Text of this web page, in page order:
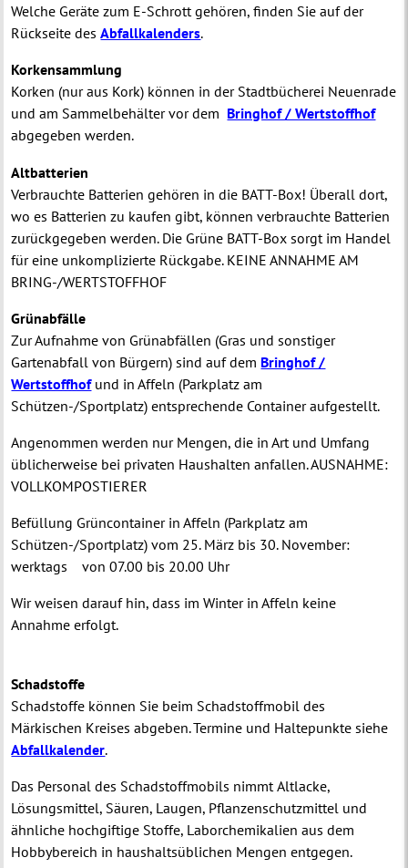
Welche Geräte zum E-Schrott gehören, finden Sie auf der
Rückseite desAbfallkalenders.
Korkensammlung
Korken (nur aus Kork) können in der Stadtbücherei Neuenrade
und am Sammelbehälter vor dem Bringhof / Wertstoffhof
abgegeben werden.
Altbatterien
Verbrauchte Batterien gehören in die BATT-Box! Überall dort,
wo es Batterien zu kaufen gibt, können verbrauchte Batterien
zurückgegeben werden. Die Grüne BATT-Box sorgt im Handel
für eine unkomplizierte Rückgabe. KEINE ANNAHME AM
BRING-/WERTSTOFFHOF
Grünabfälle
Zur Aufnahme von Grünabfällen (Gras und sonstiger
Gartenabfall von Bürgern) sind auf dem Bringhof /
Wertstoffhofund in Affeln (Parkplatz am
Schützen-/Sportplatz) entsprechende Container aufgestellt.
Angenommen werden nur Mengen, die in Art und Umfang
üblicherweise bei privaten Haushalten anfallen. AUSNAHME:
VOLLKOMPOSTIERER
Befüllung Grüncontainer in Affeln (Parkplatz am
Schützen-/Sportplatz) vom 25. März bis 30. November:
werktags von 07.00 bis 20.00 Uhr
Wir weisen darauf hin, dass im Winter in Affeln keine
Annahme erfolgt.
Schadstoffe
Schadstoffe können Sie beim Schadstoffmobil des
Märkischen Kreises abgeben. Termine und Haltepunkte siehe
Abfallkalender.
Das Personal des Schadstoffmobils nimmt Altlacke,
Lösungsmittel, Säuren, Laugen, Pflanzenschutzmittel und
ähnliche hochgiftige Stoffe, Laborchemikalien aus dem
Hobbybereich in haushaltsüblichen Mengen entgegen.